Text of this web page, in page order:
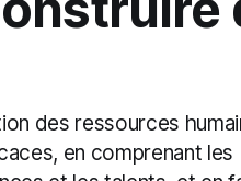
des ressources
en comprenant les